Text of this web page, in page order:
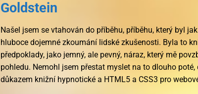
Goldstein
Našel jsem se vtahován do příběhu, příběhu, který byl
hluboce dojemné zkoumání lidské zkušenosti. Byla to
předpoklady, jako jemný, ale pevný, náraz, který mě
pohledu. Nemohl jsem přestat myslet na to dlouho
důkazem knižní hypnotické a HTML5 a CSS3 pro